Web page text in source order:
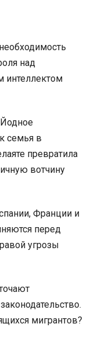
над
интеллектом
семья в
превратила
вотчину
Франции и
перед
угрозы
мигрантов?